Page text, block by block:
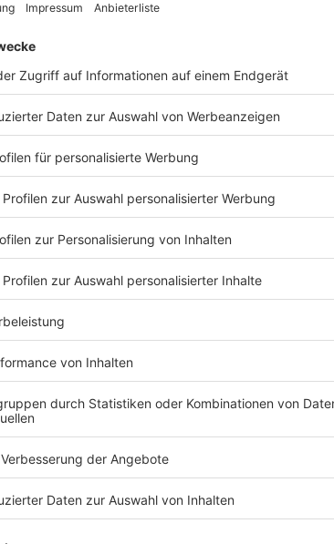
hatten 2018 einen Antrag auf abstrakte
der Normen auf ihre Verfassungsmäßigkeit.
der Gesellschaft für
verhandelt. Laut dem Bündnis diente
Polizeigesetze in anderen Bundesländern
es, dass gerade dieses Gesetz nun auf den